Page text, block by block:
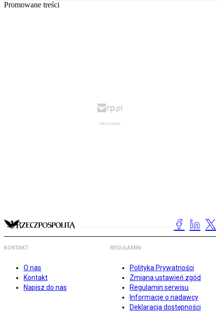
Promowane treści
KONTAKT
O nas
Kontakt
Napisz do nas
REGULAMIN
Polityka Prywatności
Zmiana ustawień zgód
Regulamin serwisu
Informacje o nadawcy
Deklaracja dostępności